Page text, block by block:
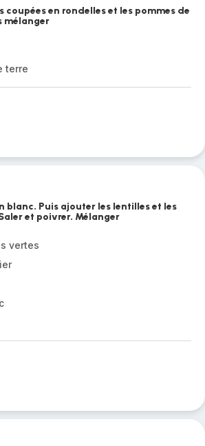
en rondelles et les pommes de
mélanger
terre
blanc. Puis ajouter les lentilles et les
et poivrer. Mélanger
vertes